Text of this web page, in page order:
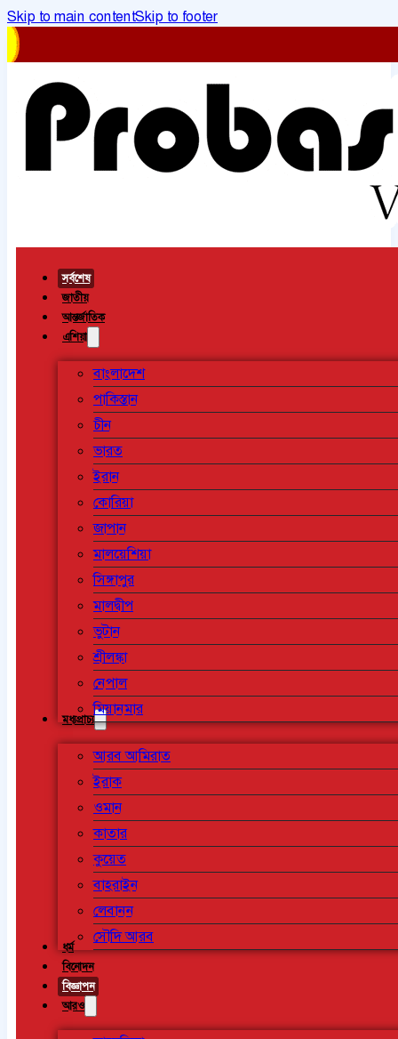
Skip to main contentSkip to footer
সর্বশেষ
জাতীয়
আন্তর্জাতিক
এশিয়া
বাংলাদেশ
পাকিস্তান
চীন
ভারত
ইরান
কোরিয়া
জাপান
মালয়েশিয়া
সিঙ্গাপুর
মালদ্বীপ
ভুটান
শ্রীলঙ্কা
নেপাল
মিয়ানমার
মধ্যপ্রাচ্য
আরব আমিরাত
ইরাক
ওমান
কাতার
কুয়েত
বাহরাইন
লেবানন
সৌদি আরব
ধর্ম
বিনোদন
বিজ্ঞাপন
আরও